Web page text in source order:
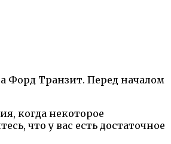
Форд Транзит. Перед началом
когда некоторое
что у вас есть достаточное